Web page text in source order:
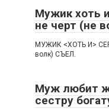
Мужик хоть
не черт (не
МУЖИК <ХОТЬ И>
волк) СЪЕЛ.
Муж любит
сестру